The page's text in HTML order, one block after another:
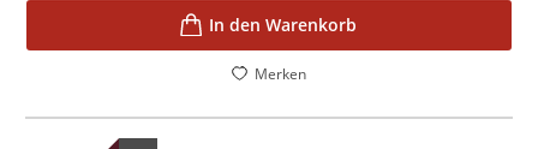
In den Warenkorb
Merken